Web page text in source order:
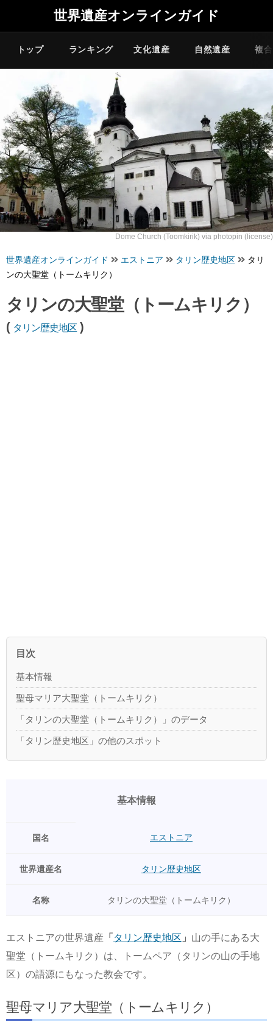
世界遺産オンラインガイド
トップ ランキング 文化遺産 自然遺産 複
Dome Church (Toomkirik) via photopin (license)
世界遺産オンラインガイド エストニア タリン歴史地区
タリ
ンの大聖堂（トームキリク）
タリンの大聖堂（トームキリク）
( タリン歴史地区 )
目次
基本情報
聖母マリア大聖堂（トームキリク）
「タリンの大聖堂（トームキリク）」のデータ
「タリン歴史地区」の他のスポット
基本情報
国名 エストニア
世界遺産名 タリン歴史地区
名称 タリンの大聖堂（トームキリク）
エストニアの世界遺産 「 タリン歴史地区 」 山の手にある大
聖堂（トームキリク）は、トームペア（タリンの山の手地
区）の語源にもなった教会です。
聖母マリア大聖堂（トームキリク）